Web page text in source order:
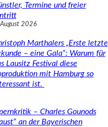
Termine und freier
2026
Marthalers „Erste letzte
– eine Gala“: Warum für
Lausitz Festival diese
mit Hamburg so
ist.
– Charles Gounods
an der Bayerischen